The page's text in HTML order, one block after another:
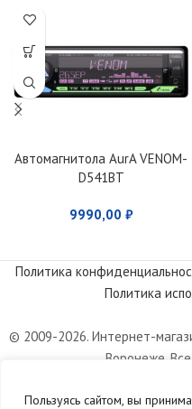
Пользуясь сайтом, вы
Автомагнитола AurA VENOM-
D541BT
9990,00 ₽
Политика
Политика
© 2009-2026. Интернет-
Воронеже.
характер и не является